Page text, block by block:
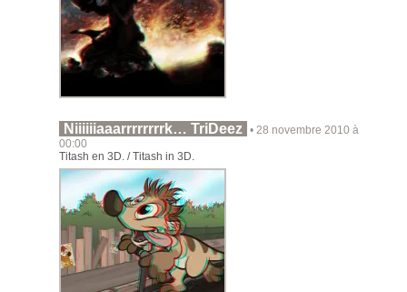
Niiiiiiaaarrrrrrrrk… TriDeez • 28 novembre 2010 à
00:00
Titash en 3D. / Titash in 3D.